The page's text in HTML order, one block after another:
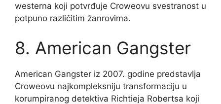
westerna koji potvrđuje Croweovu svestranost u
potpuno različitim žanrovima.
8. American Gangster
American Gangster iz 2007. godine predstavlja
Croweovu najkompleksniju transformaciju u
korumpiranog detektiva Richtieja Robertsa koji